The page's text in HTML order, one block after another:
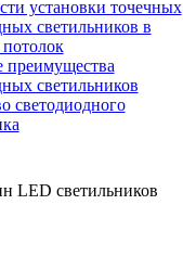
установки точечных
светильников в
светильников
светодиодного
LED светильников